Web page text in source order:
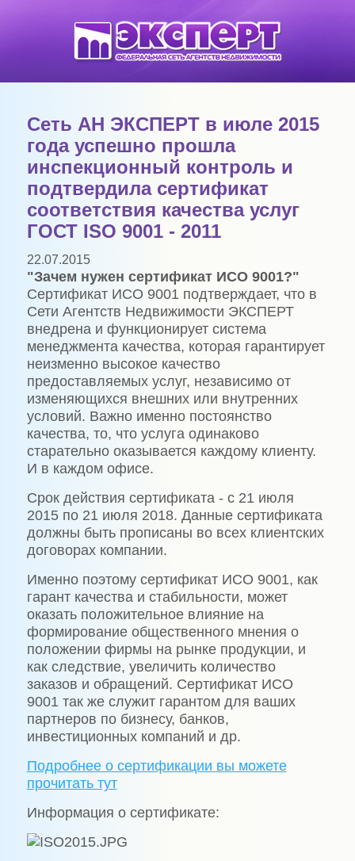
Сеть АН ЭКСПЕРТ в июле 2015
года успешно прошла
инспекционный контроль и
подтвердила сертификат
соответствия качества услуг
ГОСТ ISO 9001 - 2011
22.07.2015
"Зачем нужен сертификат ИСО 9001?"
Сертификат ИСО 9001 подтверждает, что в
Сети Агентств Недвижимости ЭКСПЕРТ
внедрена и функционирует система
менеджмента качества, которая гарантирует
неизменно высокое качество
предоставляемых услуг, независимо от
изменяющихся внешних или внутренних
условий. Важно именно постоянство
качества, то, что услуга одинаково
старательно оказывается каждому клиенту.
И в каждом офисе.
Срок действия сертификата - с 21 июля
2015 по 21 июля 2018. Данные сертификата
должны быть прописаны во всех клиентских
договорах компании.
Именно поэтому сертификат ИСО 9001, как
гарант качества и стабильности, может
оказать положительное влияние на
формирование общественного мнения о
положении фирмы на рынке продукции, и
как следствие, увеличить количество
заказов и обращений. Сертификат ИСО
9001 так же служит гарантом для ваших
партнеров по бизнесу, банков,
инвестиционных компаний и др.
Подробнее о сертификации вы можете
прочитать тут
Информация о сертификате: